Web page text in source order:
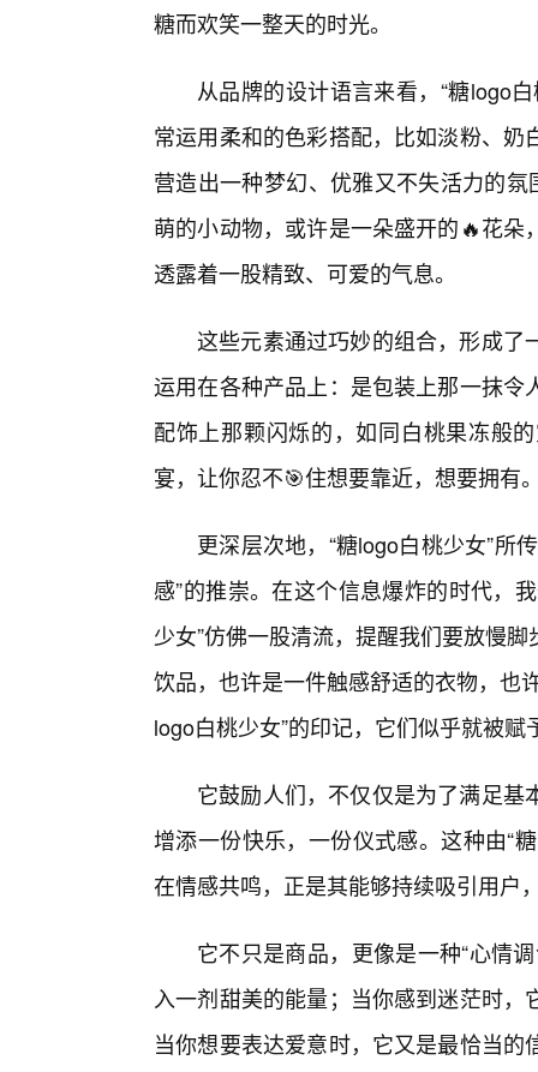
糖而欢笑一整天的时光。
从品牌的设计语言来看，“糖logo
常运用柔和的色彩搭配，比如淡粉、
营造出一种梦幻、优雅又不失活力的
萌的小动物，或许是一朵盛开的🔥花
透露着一股精致、可爱的气息。
这些元素通过巧妙的组合，形成了
运用在各种产品上：是包装上那一抹
配饰上那颗闪烁的，如同白桃果冻般
宴，让你忍不🎯住想要靠近，想要拥有
更深层次地，“糖logo白桃少女”所
感”的推崇。在这个信息爆炸的时代，
少女”仿佛一股清流，提醒我们要放慢
饮品，也许是一件触感舒适的衣物，也
logo白桃少女”的印记，它们似乎就被
它鼓励人们，不仅仅是为了满足
增添一份快乐，一份仪式感。这种由“
在情感共鸣，正是其能够持续吸引用户
它不只是商品，更像是一种“心情
入一剂甜美的能量；当你感到迷茫时
当你想要表达爱意时，它又是最恰当